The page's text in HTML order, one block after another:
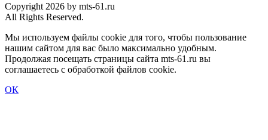
Copyright 2026 by mts-61.ru
All Rights Reserved.
Мы используем файлы cookie для того, чтобы пользование
нашим сайтом для вас было максимально удобным.
Продолжая посещать страницы сайта mts-61.ru вы
соглашаетесь с обработкой файлов cookie.
ОК